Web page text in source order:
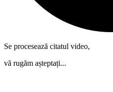
Se procesează citatul video,
vă rugăm așteptați...